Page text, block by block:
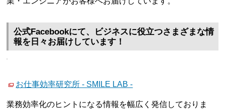
公式Facebookにて、ビジネスに役立つさまざまな情
報を日々お届けしています！
お仕事効率研究所 - SMILE LAB -
業務効率化のヒントになる情報を幅広く発信しておりま